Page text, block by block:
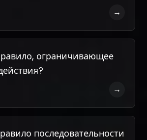
→
ограничивающее
→
последовательности